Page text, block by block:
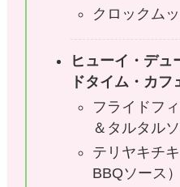
クロックム
ヒューイ・デュ
ドタイム・カ
フライドフ
＆タルタル
テリヤキチ
BBQソース